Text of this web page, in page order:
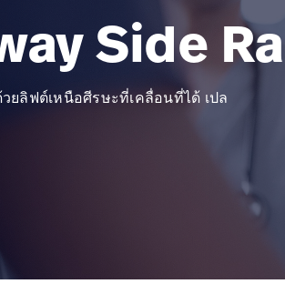
Side
ยลิฟต์เหนือศีรษะที่เคลื่อนที่ได้ เปล